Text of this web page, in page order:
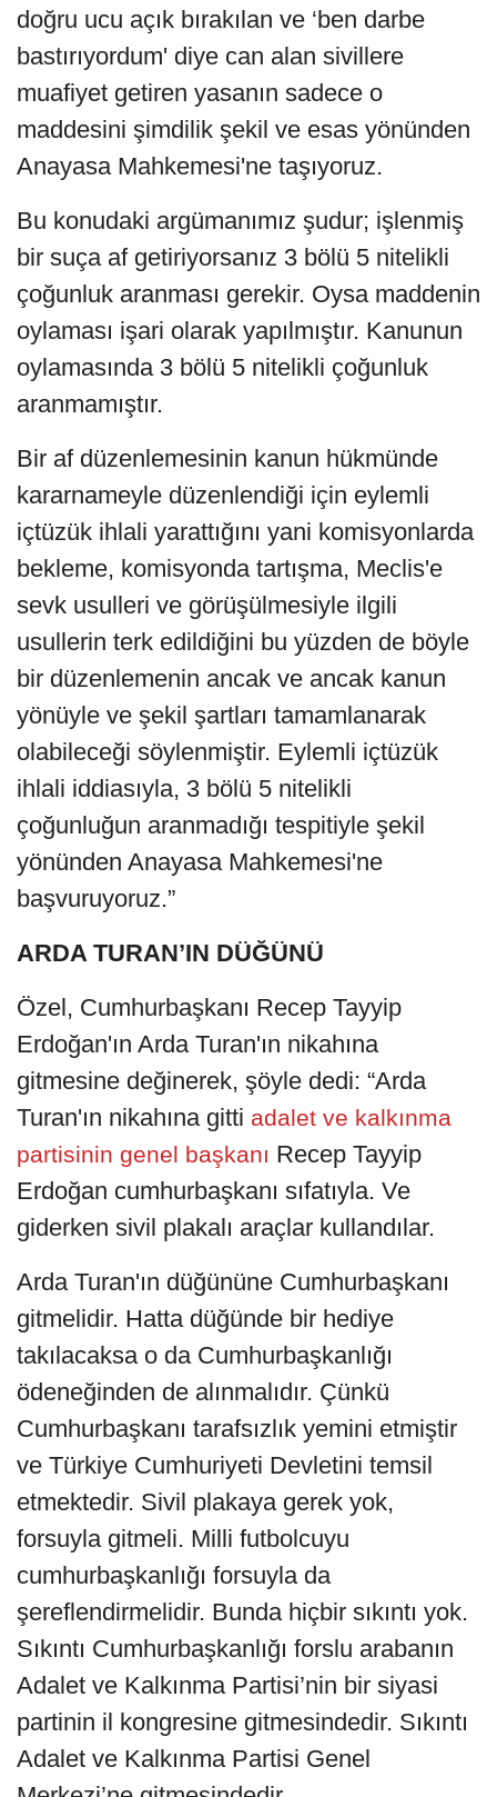
doğru ucu açık bırakılan ve ‘ben darbe
bastırıyordum' diye can alan sivillere
muafiyet getiren yasanın sadece o
maddesini şimdilik şekil ve esas yönünden
Anayasa Mahkemesi'ne taşıyoruz.
Bu konudaki argümanımız şudur; işlenmiş
bir suça af getiriyorsanız 3 bölü 5 nitelikli
çoğunluk aranması gerekir. Oysa maddenin
oylaması işari olarak yapılmıştır. Kanunun
oylamasında 3 bölü 5 nitelikli çoğunluk
aranmamıştır.
Bir af düzenlemesinin kanun hükmünde
kararnameyle düzenlendiği için eylemli
içtüzük ihlali yarattığını yani komisyonlarda
bekleme, komisyonda tartışma, Meclis'e
sevk usulleri ve görüşülmesiyle ilgili
usullerin terk edildiğini bu yüzden de böyle
bir düzenlemenin ancak ve ancak kanun
yönüyle ve şekil şartları tamamlanarak
olabileceği söylenmiştir. Eylemli içtüzük
ihlali iddiasıyla, 3 bölü 5 nitelikli
çoğunluğun aranmadığı tespitiyle şekil
yönünden Anayasa Mahkemesi'ne
başvuruyoruz.”
ARDA TURAN’IN DÜĞÜNÜ
Özel, Cumhurbaşkanı Recep Tayyip
Erdoğan'ın Arda Turan'ın nikahına
gitmesine değinerek, şöyle dedi: “Arda
Turan'ın nikahına gitti adalet ve kalkınma
partisinin genel başkanı Recep Tayyip
Erdoğan cumhurbaşkanı sıfatıyla. Ve
giderken sivil plakalı araçlar kullandılar.
Arda Turan'ın düğününe Cumhurbaşkanı
gitmelidir. Hatta düğünde bir hediye
takılacaksa o da Cumhurbaşkanlığı
ödeneğinden de alınmalıdır. Çünkü
Cumhurbaşkanı tarafsızlık yemini etmiştir
ve Türkiye Cumhuriyeti Devletini temsil
etmektedir. Sivil plakaya gerek yok,
forsuyla gitmeli. Milli futbolcuyu
cumhurbaşkanlığı forsuyla da
şereflendirmelidir. Bunda hiçbir sıkıntı yok.
Sıkıntı Cumhurbaşkanlığı forslu arabanın
Adalet ve Kalkınma Partisi’nin bir siyasi
partinin il kongresine gitmesindedir. Sıkıntı
Adalet ve Kalkınma Partisi Genel